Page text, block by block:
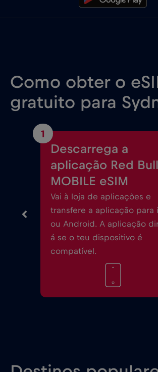
Como obter o
gratuito para
1
Descarrega a
aplicação Red Bull
MOBILE eSIM
Vai à loja de aplicações e
transfere a aplicação para
ou Android. A aplicação
á se o teu dispositivo é
compatível.